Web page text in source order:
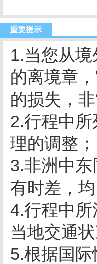
重要提示
1.当您从
的离境章
的损失，
2.行程中
理的调整；
3.非洲中
有时差，
4.行程中
当地交通
5.根据国